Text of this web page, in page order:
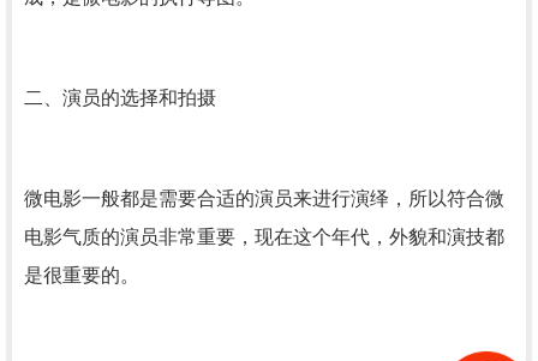
二、演员的选择和拍摄
微电影一般都是需要合适的演员来进行演绎，所以符合微
电影气质的演员非常重要，现在这个年代，外貌和演技都
是很重要的。